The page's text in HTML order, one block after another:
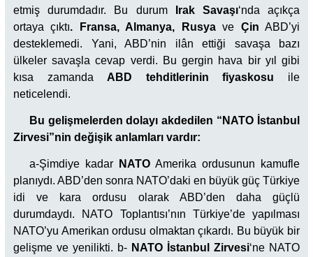
etmiş durumdadır. Bu durum
Irak Savaşı‘nda açıkça
ortaya çıktı. Fransa, Almanya, Rusyave Çin ABD’yi
desteklemedi. Yani, ABD’nin ilân ettiği savaşa bazı
ülkeler savaşla cevap verdi. Bu gergin hava bir yıl gibi
kısa zamandaABD tehditlerinin fiyaskosu ile
neticelendi.
Bu gelişmelerden dolayı akdedilen “NATO İstanbul
Zirvesi”nin değişik anlamları vardır:
a-Şimdiye kadar NATOAmerika ordusunun kamufle
planıydı. ABD’den sonra NATO’daki en büyük güç Türkiye
idi ve kara ordusu olarak ABD’den daha güçlü
durumdaydı. NATO Toplantısı’nın Türkiye’de yapılması
NATO’yu Amerikan ordusu olmaktan çıkardı. Bu büyük bir
gelişme ve yenilikti. b- NATO İstanbul Zirvesi‘ne NATO